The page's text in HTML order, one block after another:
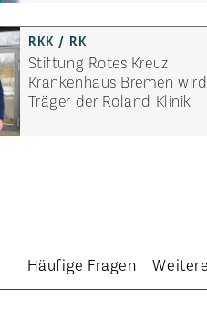
Stiftung Rotes Kreuz
Krankenhaus Bremen wird
Träger der Roland Klinik
Häufige Fragen